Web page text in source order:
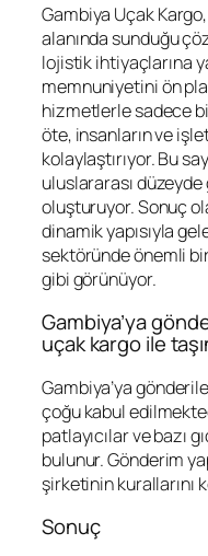
Gambiya Uçak Kargo,
alanında sunduğu
lojistik ihtiyaçlarına
memnuniyetini ön
hizmetlerle sadece
öte, insanların ve
kolaylaştırıyor. Bu
uluslararası düzeyde
oluşturuyor. Sonuç
dinamik yapısıyla
sektöründe önemli
gibi görünüyor.
Gambiya’ya
uçak kargo ile
Gambiya’ya
çoğu kabul
patlayıcılar ve bazı
bulunur. Gönderim
şirketinin kurallarını
Sonuç